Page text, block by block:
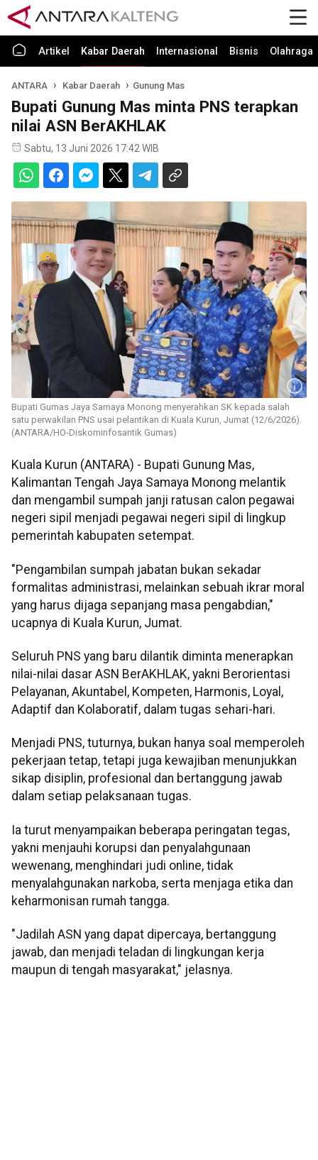
Artikel Kabar Daerah Internasional Bisnis Olahraga
ANTARA Kabar Daerah Gunung Mas
Bupati Gunung Mas minta PNS terapkan
nilai ASN BerAKHLAK
Sabtu, 13 Juni 2026 17:42 WIB
Bupati Gumas Jaya Samaya Monong menyerahkan SK kepada salah
satu perwakilan PNS usai pelantikan di Kuala Kurun, Jumat (12/6/2026).
(ANTARA/HO-Diskominfosantik Gumas)
Kuala Kurun (ANTARA) - Bupati Gunung Mas,
Kalimantan Tengah Jaya Samaya Monong melantik
dan mengambil sumpah janji ratusan calon pegawai
negeri sipil menjadi pegawai negeri sipil di lingkup
pemerintah kabupaten setempat.
"Pengambilan sumpah jabatan bukan sekadar
formalitas administrasi, melainkan sebuah ikrar moral
yang harus dijaga sepanjang masa pengabdian,"
ucapnya di Kuala Kurun, Jumat.
Seluruh PNS yang baru dilantik diminta menerapkan
nilai-nilai dasar ASN BerAKHLAK, yakni Berorientasi
Pelayanan, Akuntabel, Kompeten, Harmonis, Loyal,
Adaptif dan Kolaboratif, dalam tugas sehari-hari.
Menjadi PNS, tuturnya, bukan hanya soal memperoleh
pekerjaan tetap, tetapi juga kewajiban menunjukkan
sikap disiplin, profesional dan bertanggung jawab
dalam setiap pelaksanaan tugas.
Ia turut menyampaikan beberapa peringatan tegas,
yakni menjauhi korupsi dan penyalahgunaan
wewenang, menghindari judi online, tidak
menyalahgunakan narkoba, serta menjaga etika dan
keharmonisan rumah tangga.
"Jadilah ASN yang dapat dipercaya, bertanggung
jawab, dan menjadi teladan di lingkungan kerja
maupun di tengah masyarakat," jelasnya.